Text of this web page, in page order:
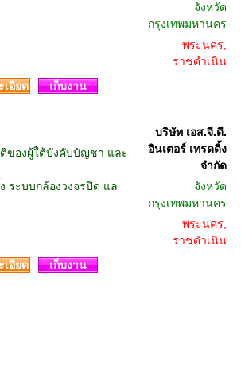
จังหวัด
กรุงเทพมหานคร
พระนคร,
ราชดำเนิน
เอียด เก็บงาน
ของผู้ใต้บังคับบัญชา และ
ระบบกล้องวงจรปิด แล
บริษัท เอส.จี.ดี.
อินเตอร์ เทรดดิ้ง
จำกัด
จังหวัด
กรุงเทพมหานคร
พระนคร,
ราชดำเนิน
เอียด เก็บงาน